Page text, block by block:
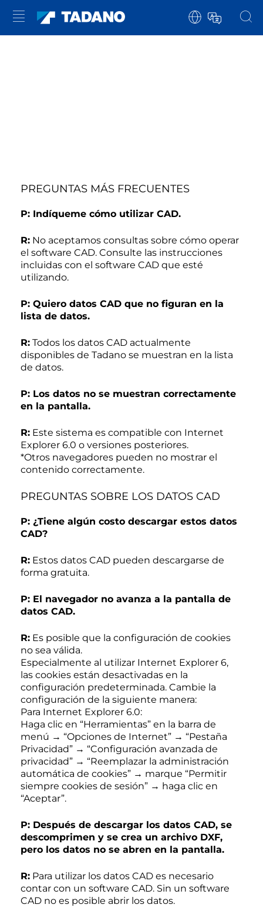
PREGUNTAS MÁS FRECUENTES
P: Indíqueme cómo utilizar CAD.
R: No aceptamos consultas sobre cómo operar
el software CAD. Consulte las instrucciones
incluidas con el software CAD que esté
utilizando.
P: Quiero datos CAD que no figuran en la
lista de datos.
R: Todos los datos CAD actualmente
disponibles de Tadano se muestran en la lista
de datos.
P: Los datos no se muestran correctamente
en la pantalla.
R: Este sistema es compatible con Internet
Explorer 6.0 o versiones posteriores.
*Otros navegadores pueden no mostrar el
contenido correctamente.
PREGUNTAS SOBRE LOS DATOS CAD
P: ¿Tiene algún costo descargar estos datos
CAD?
R: Estos datos CAD pueden descargarse de
forma gratuita.
P: El navegador no avanza a la pantalla de
datos CAD.
R: Es posible que la configuración de cookies
no sea válida.
Especialmente al utilizar Internet Explorer 6,
las cookies están desactivadas en la
configuración predeterminada. Cambie la
configuración de la siguiente manera:
Para Internet Explorer 6.0:
Haga clic en “Herramientas” en la barra de
menú → “Opciones de Internet” → “Pestaña
Privacidad” → “Configuración avanzada de
privacidad” → “Reemplazar la administración
automática de cookies” → marque “Permitir
siempre cookies de sesión” → haga clic en
“Aceptar”.
P: Después de descargar los datos CAD, se
descomprimen y se crea un archivo DXF,
pero los datos no se abren en la pantalla.
R: Para utilizar los datos CAD es necesario
contar con un software CAD. Sin un software
CAD no es posible abrir los datos.